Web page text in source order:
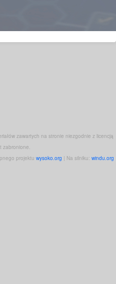
zawartych na stronie niezgodnie z licencją
zabronione.
projektu wysoko.org | Na silniku: windu.org